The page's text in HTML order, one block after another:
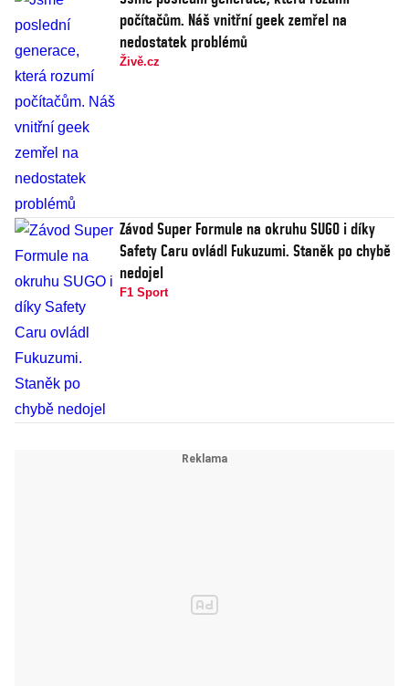
počítačům. Náš vnitřní geek zemřel na
nedostatek problémů
Živě.cz
Závod Super Formule na okruhu SUGO i díky
Safety Caru ovládl Fukuzumi. Staněk po chybě
nedojel
F1 Sport